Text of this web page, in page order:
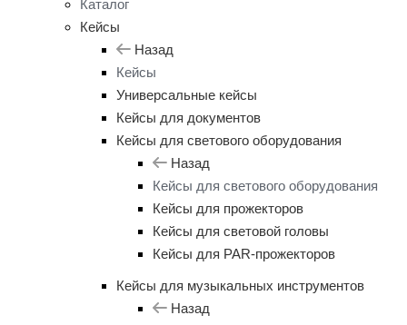
Каталог
Кейсы
Назад
Кейсы
Универсальные кейсы
Кейсы для документов
Кейсы для светового оборудования
Назад
Кейсы для светового оборудования
Кейсы для прожекторов
Кейсы для световой головы
Кейсы для PAR-прожекторов
Кейсы для музыкальных инструментов
Назад